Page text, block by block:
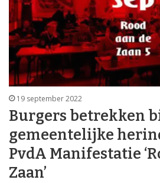
19 september 2022
Burgers betrekken
gemeentelijke
PvdA Manifestatie
Zaan’